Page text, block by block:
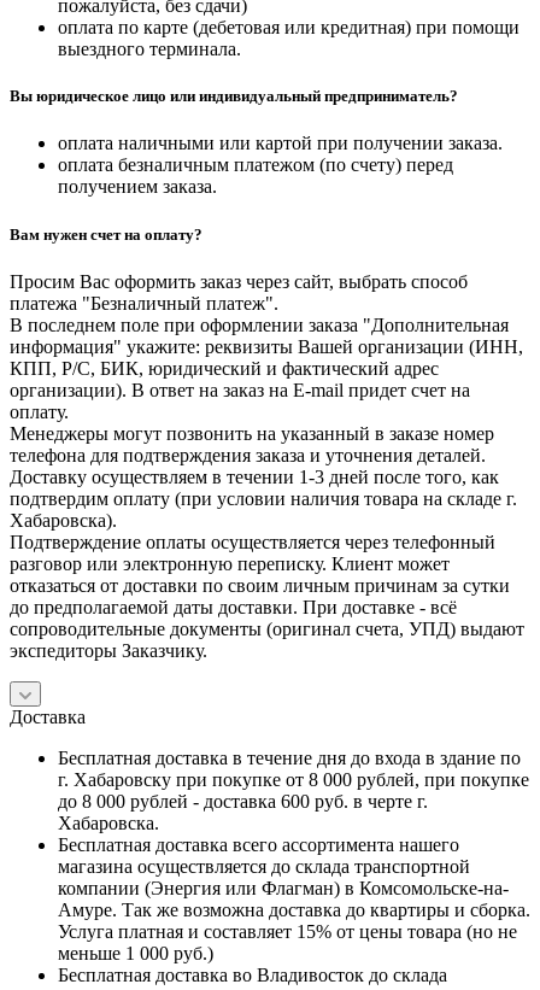
пожалуйста, без сдачи)
оплата по карте (дебетовая или кредитная) при помощи
выездного терминала.
Вы юридическое лицо или индивидуальный предприниматель?
оплата наличными или картой при получении заказа.
оплата безналичным платежом (по счету) перед
получением заказа.
Вам нужен счет на оплату?
Просим Вас оформить заказ через сайт, выбрать способ
платежа "Безналичный платеж".
В последнем поле при оформлении заказа "Дополнительная
информация" укажите: реквизиты Вашей организации (ИНН,
КПП, Р/С, БИК, юридический и фактический адрес
организации). В ответ на заказ на E-mail придет счет на
оплату.
Менеджеры могут позвонить на указанный в заказе номер
телефона для подтверждения заказа и уточнения деталей.
Доставку осуществляем в течении 1-3 дней после того, как
подтвердим оплату (при условии наличия товара на складе г.
Хабаровска).
Подтверждение оплаты осуществляется через телефонный
разговор или электронную переписку. Клиент может
отказаться от доставки по своим личным причинам за сутки
до предполагаемой даты доставки. При доставке - всё
сопроводительные документы (оригинал счета, УПД) выдают
экспедиторы Заказчику.
Доставка
Бесплатная доставка в течение дня до входа в здание по
г. Хабаровску при покупке от 8 000 рублей, при покупке
до 8 000 рублей - доставка 600 руб. в черте г.
Хабаровска.
Бесплатная доставка всего ассортимента нашего
магазина осуществляется до склада транспортной
компании (Энергия или Флагман) в Комсомольске-на-
Амуре. Так же возможна доставка до квартиры и сборка.
Услуга платная и составляет 15% от цены товара (но не
меньше 1 000 руб.)
Бесплатная доставка во Владивосток до склада